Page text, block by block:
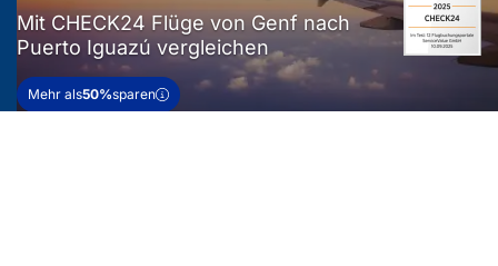
Mit CHECK24 Flüge von Genf nach
Puerto Iguazú vergleichen
Mehr als50%sparen